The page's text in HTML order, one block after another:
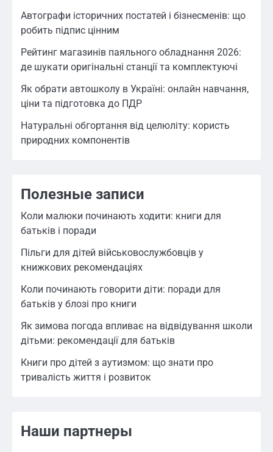
Автографи історичних постатей і бізнесменів: що
робить підпис цінним
Рейтинг магазинів паяльного обладнання 2026:
де шукати оригінальні станції та комплектуючі
Як обрати автошколу в Україні: онлайн навчання,
ціни та підготовка до ПДР
Натуральні обгортання від целюліту: користь
природних компонентів
Полезные записи
Коли малюки починають ходити: книги для
батьків і поради
Пільги для дітей військовослужбовців у
книжкових рекомендаціях
Коли починають говорити діти: поради для
батьків у блозі про книги
Як зимова погода впливає на відвідування школи
дітьми: рекомендації для батьків
Книги про дітей з аутизмом: що знати про
тривалість життя і розвиток
Наши партнеры